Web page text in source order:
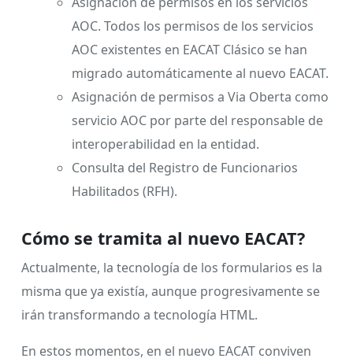
AOC. Todos los permisos de los servicios
AOC existentes en EACAT Clásico se han
migrado automáticamente al nuevo EACAT.
Asignación de permisos a Via Oberta como
servicio AOC por parte del responsable de
interoperabilidad en la entidad.
Consulta del Registro de Funcionarios
Habilitados (RFH).
Cómo se tramita al nuevo EACAT?
Actualmente, la tecnología de los formularios es la
misma que ya existía, aunque progresivamente se
irán transformando a tecnología HTML.
En estos momentos, en el nuevo EACAT conviven